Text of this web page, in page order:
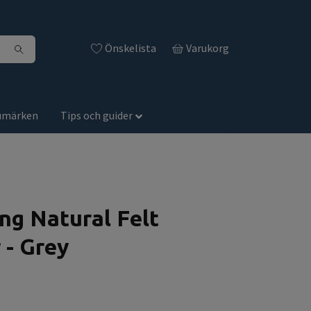
Önskelista Varukorg
Tips och guider
Natural Felt
Grey